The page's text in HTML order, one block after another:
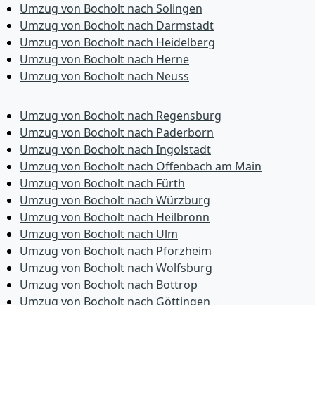
Umzug von Bocholt nach Solingen
Umzug von Bocholt nach Darmstadt
Umzug von Bocholt nach Heidelberg
Umzug von Bocholt nach Herne
Umzug von Bocholt nach Neuss
Umzug von Bocholt nach Regensburg
Umzug von Bocholt nach Paderborn
Umzug von Bocholt nach Ingolstadt
Umzug von Bocholt nach Offenbach am Main
Umzug von Bocholt nach Fürth
Umzug von Bocholt nach Würzburg
Umzug von Bocholt nach Heilbronn
Umzug von Bocholt nach Ulm
Umzug von Bocholt nach Pforzheim
Umzug von Bocholt nach Wolfsburg
Umzug von Bocholt nach Bottrop
Umzug von Bocholt nach Göttingen